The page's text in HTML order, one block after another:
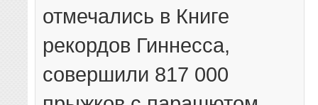
отмечались в Книге
рекордов Гиннесса,
совершили 817 000